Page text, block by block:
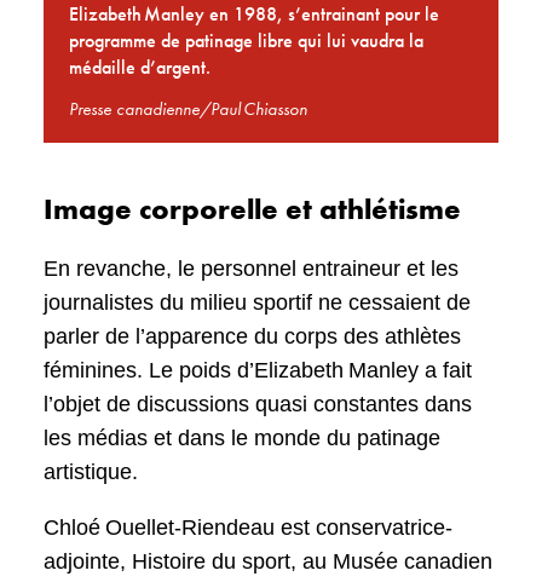
Elizabeth Manley en 1988, s’entrainant pour le
programme de patinage libre qui lui vaudra la
médaille d’argent.
Presse canadienne/Paul Chiasson
Image corporelle et athlétisme
En revanche, le personnel entraineur et les
journalistes du milieu sportif ne cessaient de
parler de l’apparence du corps des athlètes
féminines. Le poids d’Elizabeth Manley a fait
l’objet de discussions quasi constantes dans
les médias et dans le monde du patinage
artistique.
Chloé Ouellet-Riendeau est conservatrice-
adjointe, Histoire du sport, au Musée canadien